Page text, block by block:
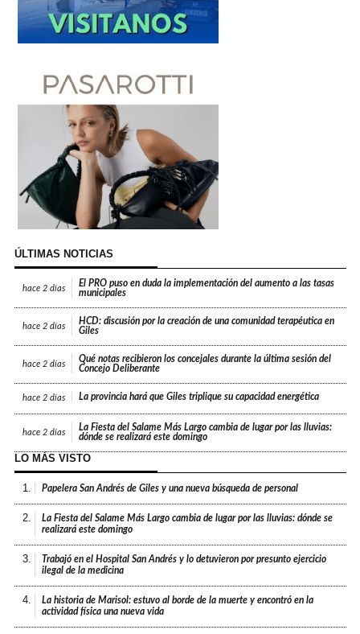
ÚLTIMAS NOTICIAS
hace 2 días
El PRO puso en duda la implementación del aumento a las tasas
municipales
hace 2 días
HCD: discusión por la creación de una comunidad terapéutica en
Giles
hace 2 días
Qué notas recibieron los concejales durante la última sesión del
Concejo Deliberante
hace 2 días La provincia hará que Giles triplique su capacidad energética
hace 2 días
La Fiesta del Salame Más Largo cambia de lugar por las lluvias:
dónde se realizará este domingo
LO MÁS VISTO
1. Papelera San Andrés de Giles y una nueva búsqueda de personal
2.
La Fiesta del Salame Más Largo cambia de lugar por las lluvias: dónde se
realizará este domingo
3.
Trabajó en el Hospital San Andrés y lo detuvieron por presunto ejercicio
ilegal de la medicina
4.
La historia de Marisol: estuvo al borde de la muerte y encontró en la
actividad física una nueva vida